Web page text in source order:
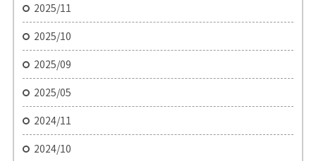
2025/11
2025/10
2025/09
2025/05
2024/11
2024/10